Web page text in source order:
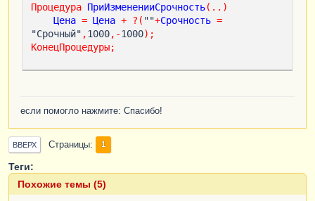
Процедура ПриИзмененииСрочность(..)
Цена = Цена + ?( ""+Срочность =
"Срочный" ,1000,-1000);
КонецПроцедуры;
если помогло нажмите: Спасибо!
ВВЕРХ Страницы 1
Теги:
Похожие темы (5)